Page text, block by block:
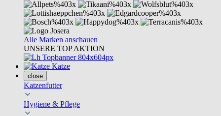
Alle Marken anschauen
UNSERE TOP AKTION
Katze
close
Katzenfutter
Hygiene & Pflege